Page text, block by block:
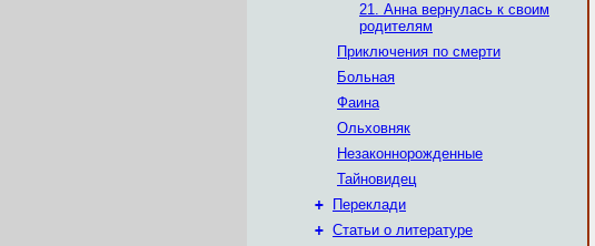
21. Анна вернулась к своим
родителям
Приключения по смерти
Больная
Фаина
Ольховняк
Незаконнорожденные
Тайновидец
+
Переклади
+ Статьи о литературе